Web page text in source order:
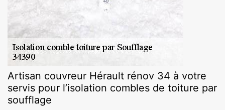
Artisan couvreur Hérault rénov 34 à votre
servis pour l’isolation combles de toiture par
soufflage